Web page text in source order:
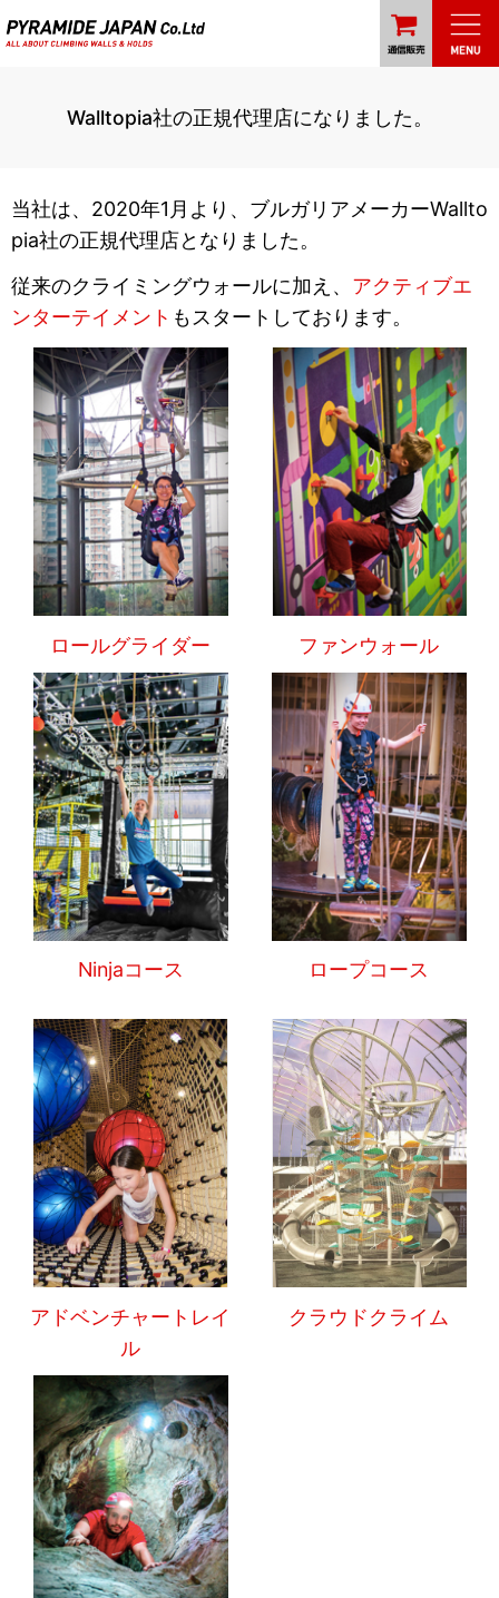
Walltopia社の正規代理店になりました。
当社は、2020年1月より、ブルガリアメーカーWallto
pia社の正規代理店となりました。
従来のクライミングウォールに加え、 アクティブエ
ンターテイメント もスタートしております。
ロールグライダー ファンウォール
Ninjaコース ロープコース
アドベンチャートレイ
ル
クラウドクライム